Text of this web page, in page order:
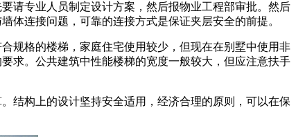
请专业人员制定设计方案，然后报物业工程部审批。然后
体连接问题，可靠的连接方式是保证夹层安全的前提。
规格的楼梯，家庭住宅使用较少，但现在在别墅中使用非
求。公共建筑中性能楼梯的宽度一般较大，但应注意扶手
结构上的设计坚持安全适用，经济合理的原则，可以在保